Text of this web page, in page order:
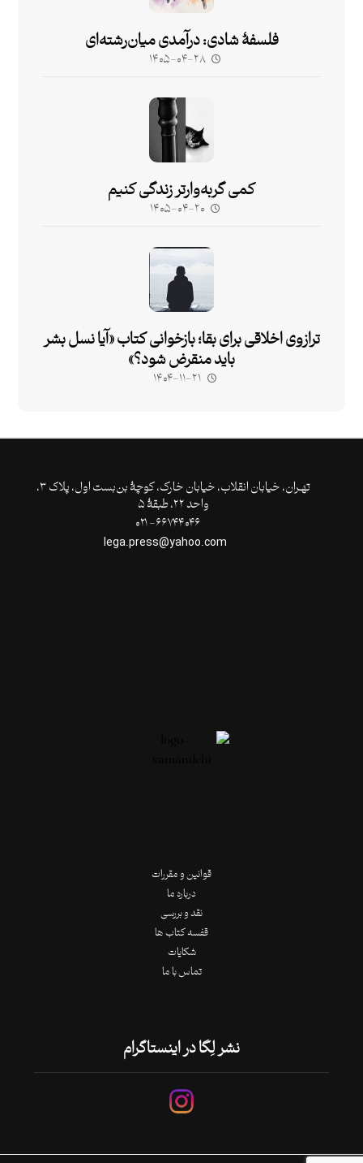
فلسفۀ شادی: درآمدی میان‌رشته‌ای
۱۴۰۵-۰۴-۲۸
کمی گربه‌وارتر زندگی کنیم
۱۴۰۵-۰۴-۲۰
ترازوی اخلاقی برای بقا؛ بازخوانی کتاب «آیا نسل بشر
باید منقرض شود؟»
۱۴۰۴-۱۱-۲۱
تهـران،‌ خیابان انقلاب، خیابان خارک، کوچۀ بن‌بست اول، پلاک ۳،
واحد ۲۲، طبقۀ ۵
قوانین و مقررات
درباره ما
نقد و بررسی
قفسه کتاب ها
شکایات
تماس با ما
نشر لِگا در اینستاگرام